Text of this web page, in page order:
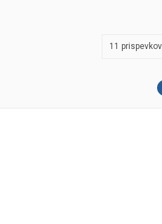
11 prispevkov